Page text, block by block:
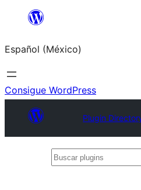
Saltar
contenido
Español (México)
Consigue WordPress
Plugin
Buscar